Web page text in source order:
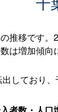
推移です
は増加傾向
しており